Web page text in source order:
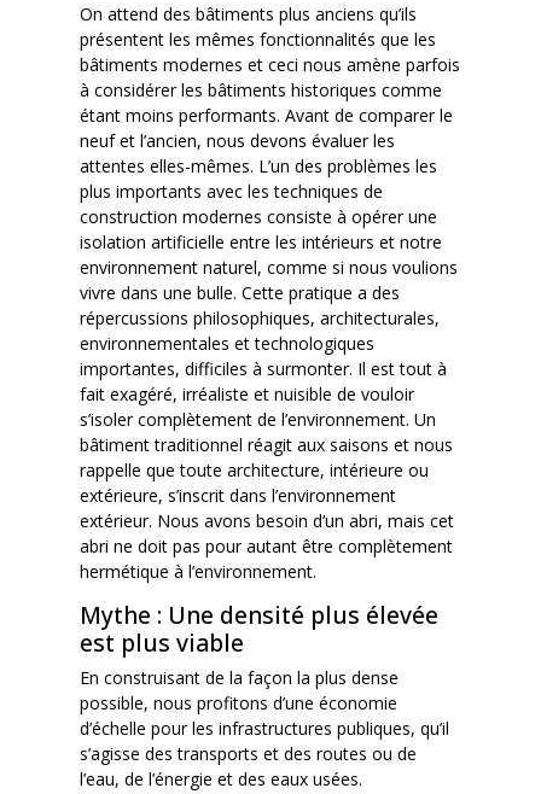
On attend des bâtiments plus anciens qu’ils
présentent les mêmes fonctionnalités que les
bâtiments modernes et ceci nous amène parfois
à considérer les bâtiments historiques comme
étant moins performants. Avant de comparer le
neuf et l’ancien, nous devons évaluer les
attentes elles-mêmes. L’un des problèmes les
plus importants avec les techniques de
construction modernes consiste à opérer une
isolation artificielle entre les intérieurs et notre
environnement naturel, comme si nous voulions
vivre dans une bulle. Cette pratique a des
répercussions philosophiques, architecturales,
environnementales et technologiques
importantes, difficiles à surmonter. Il est tout à
fait exagéré, irréaliste et nuisible de vouloir
s’isoler complètement de l’environnement. Un
bâtiment traditionnel réagit aux saisons et nous
rappelle que toute architecture, intérieure ou
extérieure, s’inscrit dans l’environnement
extérieur. Nous avons besoin d’un abri, mais cet
abri ne doit pas pour autant être complètement
hermétique à l’environnement.
Mythe : Une densité plus élevée
est plus viable
En construisant de la façon la plus dense
possible, nous profitons d’une économie
d’échelle pour les infrastructures publiques, qu’il
s’agisse des transports et des routes ou de
l’eau, de l’énergie et des eaux usées.